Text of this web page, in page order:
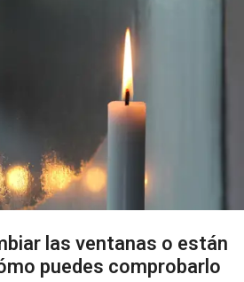
las ventanas o están
puedes comprobarlo